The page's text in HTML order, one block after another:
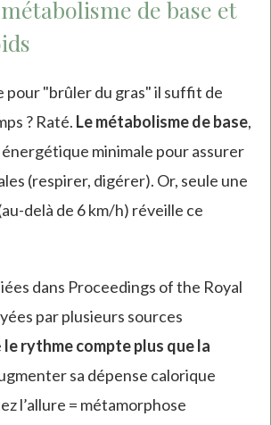
de base et
pour "brûler du gras" il suffit de
? Raté. Le métabolisme de base,
énergétique minimale pour assurer
(respirer, digérer). Or, seule une
delà de 6 km/h) réveille ce
dans Proceedings of the Royal
par plusieurs sources
le rythme compte plus que la
sa dépense calorique
l’allure = métamorphose